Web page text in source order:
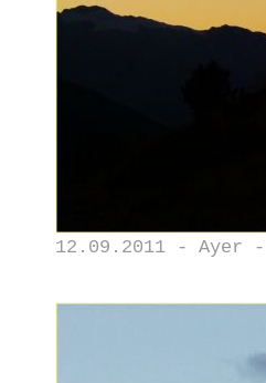
12.09.2011 - Ayer